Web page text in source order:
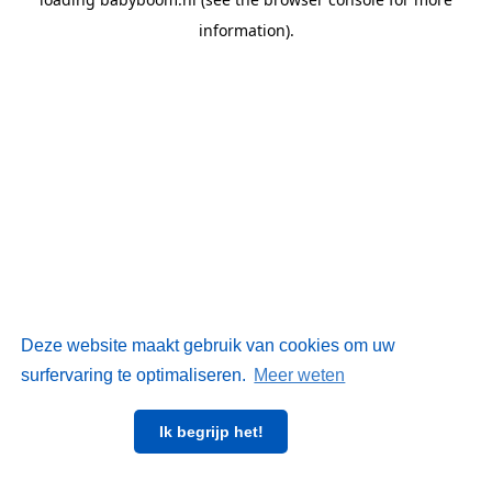
Deze website maakt gebruik van cookies om uw
surfervaring te optimaliseren. Meer weten
Ik begrijp het!
information).